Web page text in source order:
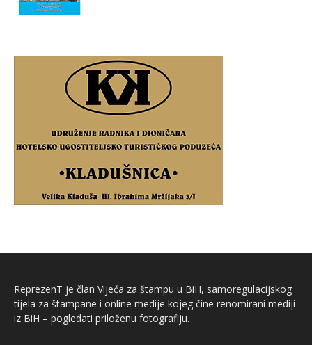
ReprezenT je član Vijeća za štampu u BiH, samoregulacijskog
tijela za štampane i online medije kojeg čine renomirani mediji
iz BiH – pogledati priloženu fotografiju.